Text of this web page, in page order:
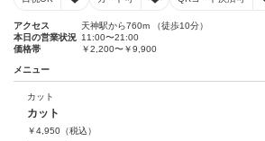
アクセス
天神駅から760m （徒歩10分）
本日の営業状況 11:00〜21:00
価格帯
￥2,200〜￥9,900
メニュー
カット
カット
￥4,950 （税込）